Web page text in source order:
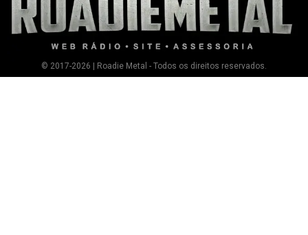
© 2017-2026 | Roadie Metal - Todos os direitos reservados.